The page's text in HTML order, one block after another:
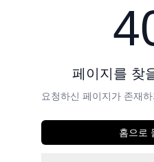
페이지를 찾
요청하신 페이지가 존재
홈으로